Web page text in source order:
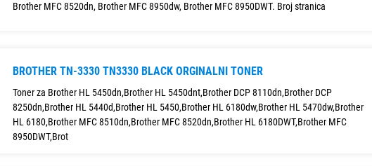
Brother MFC 8520dn, Brother MFC 8950dw, Brother MFC 8950DWT. Broj stranica
BROTHER TN-3330 TN3330 BLACK ORGINALNI TONER
Toner za Brother HL 5450dn,Brother HL 5450dnt,Brother DCP 8110dn,Brother DCP
8250dn,Brother HL 5440d,Brother HL 5450,Brother HL 6180dw,Brother HL 5470dw,Brother
HL 6180,Brother MFC 8510dn,Brother MFC 8520dn,Brother HL 6180DWT,Brother MFC
8950DWT,Brot